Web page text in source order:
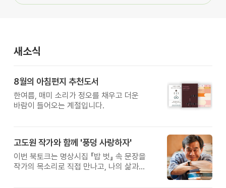
새소식
8월의 아침편지 추천도서
한여름, 매미 소리가 정오를 채우고 더운
바람이 들어오는 계절입니다.
고도원 작가와 함께 '풍덩 사랑하자'
이번 북토크는 명상시집 『밥 벗』 속 문장을
작가의 목소리로 직접 만나고, 나의 삶과